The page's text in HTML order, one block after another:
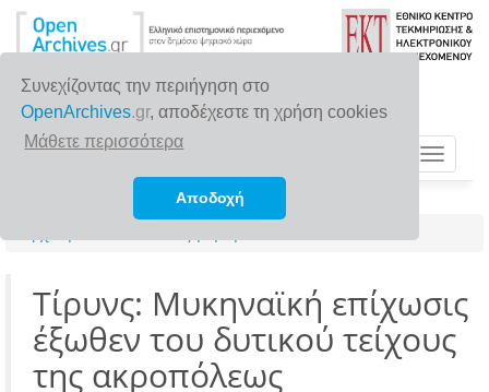
Συνεχίζοντας την περιήγηση στο
OpenArchives.gr, αποδέχεστε τη χρήση cookies
Μάθετε περισσότερα
Αποδοχή
Toggle
Τίρυνς: Μυκηναϊκή επίχωσις
έξωθεν του δυτικού τείχους
της ακροπόλεως